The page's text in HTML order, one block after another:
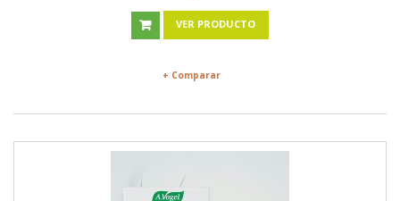
VER PRODUCTO
+ Comparar